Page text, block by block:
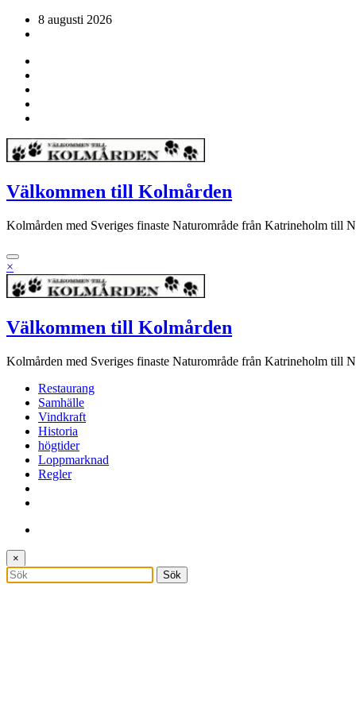
Hoppa8 augusti 2026
Välkommen till Kolmården
Kolmården med Sveriges finaste Naturområde från Katrineholm till
×
Välkommen till Kolmården
Kolmården med Sveriges finaste Naturområde från Katrineholm till
Restaurang
Samhälle
Vindkraft
Historia
högtider
Loppmarknad
Regler
×